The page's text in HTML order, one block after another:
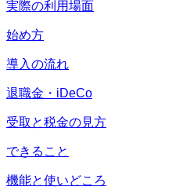
実際の利用場面
始め方
導入の流れ
退職金・iDeCo
受取と税金の見方
できること
機能と使いどころ